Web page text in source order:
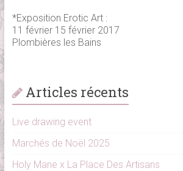
*Exposition Erotic Art :
11 février 15 février 2017
Plombières les Bains
Articles récents
Live drawing event
Marchés de Noël 2025
Holy Mane x La Place Des Artisans